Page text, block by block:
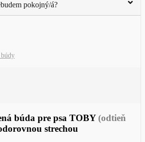
pokojný/á?
búdy
búda pre psa TOBY (odtieň
strechou